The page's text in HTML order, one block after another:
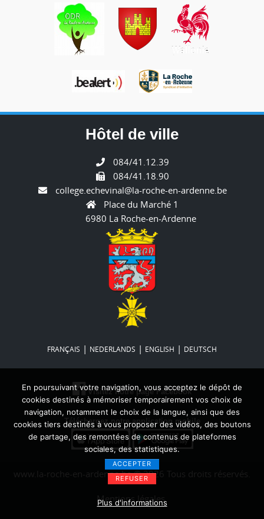
En poursuivant votre navigation, vous acceptez le dépôt de
cookies destinés à mémoriser temporairement vos choix de
navigation, notamment le choix de la langue, ainsi que des
cookies tiers destinés à vous proposer des vidéos, des boutons
de partage, des remontées de contenus de plateformes
sociales, des statistiques.
ACCEPTER
REFUSER
Plus d'informations
Hôtel de ville
084/41.12.39
084/41.18.90
college.echevinal@la-roche-en-ardenne.be
Place du Marché 1
6980 La Roche-en-Ardenne
FRANÇAIS | NEDERLANDS | ENGLISH | DEUTSCH
Visitez notre page Facebook
Téléchargez notre application mobile
www.la-roche-en-ardenne.be © 2026 Tous droits réservés.
Mentions légales